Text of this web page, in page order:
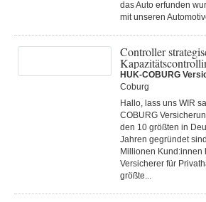
das Auto erfunden
mit unseren
Controller
HUK-COBURG
Coburg
Hallo, lass uns WIR
COBURG
den 10 größten in
Jahren gegründet
Millionen Kund:innen
Versicherer für
größte...